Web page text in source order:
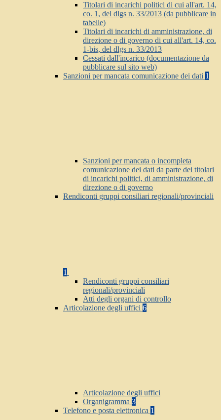
Titolari di incarichi politici di cui all'art. 14,
co. 1, del dlgs n. 33/2013 (da pubblicare in
tabelle)
Titolari di incarichi di amministrazione, di
direzione o di governo di cui all'art. 14, co.
1-bis, del dlgs n. 33/2013
Cessati dall'incarico (documentazione da
pubblicare sul sito web)
Sanzioni per mancata comunicazione dei dati 1
Sanzioni per mancata o incompleta
comunicazione dei dati da parte dei titolari
di incarichi politici, di amministrazione, di
direzione o di governo
Rendiconti gruppi consiliari regionali/provinciali
1
Rendiconti gruppi consiliari
regionali/provinciali
Atti degli organi di controllo
Articolazione degli uffici 6
Articolazione degli uffici
Organigramma 3
Telefono e posta elettronica 1